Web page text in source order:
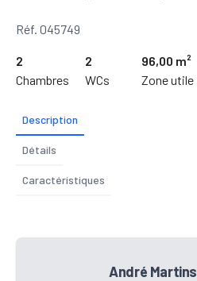
Réf. 045749
2
Chambres
2
WCs
96,00 m²
Zone utile
Description
Détails
Caractéristiques
André Martins